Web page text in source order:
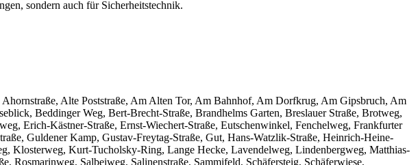
sondern auch für Sicherheitstechnik.
Alte Poststraße, Am Alten Tor, Am Bahnhof, Am Dorfkrug, Am Gipsbruch, Am
Beddinger Weg, Bert-Brecht-Straße, Brandhelms Garten, Breslauer Straße, Brotweg,
Erich-Kästner-Straße, Ernst-Wiechert-Straße, Eutschenwinkel, Fenchelweg, Frankfurter
Guldener Kamp, Gustav-Freytag-Straße, Gut, Hans-Watzlik-Straße, Heinrich-Heine-
Klosterweg, Kurt-Tucholsky-Ring, Lange Hecke, Lavendelweg, Lindenbergweg, Matthias-
Rosmarinweg, Salbeiweg, Salinenstraße, Sammifeld, Schäfersteig, Schäferwiese,